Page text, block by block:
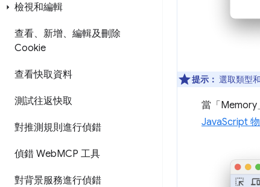
檢視和編輯
查看、新增、編輯及刪除
Cookie
查看快取資料
測試往返快取
對推測規則進行偵錯
偵錯 WebMCP 工具
對背景服務進行偵錯
提示： 選取類型
當「Memory
JavaScript